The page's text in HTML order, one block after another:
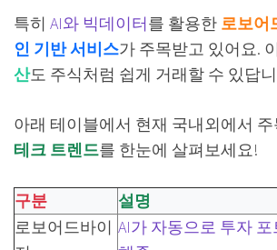
특히 AI와 빅데이터를 활용한 로보어
인 기반 서비스가 주목받고 있어요.
산도 주식처럼 쉽게 거래할 수 있답
아래 테이블에서 현재 국내외에서
테크 트렌드를 한눈에 살펴보세요!
구분
설명
로보어드바이 AI가 자동으로 투자